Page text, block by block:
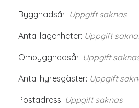
Byggnadsår: Uppgift saknas
Antal lägenheter: Uppgift
Ombyggnadsår: Uppgift
Antal hyresgäster: Uppgift
Postadress: Uppgift saknas